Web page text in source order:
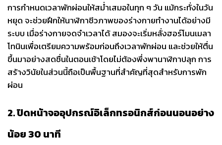
การกำหนดเวลาพักผ่อนให้สม่ำเสมอในทุก ๆ วัน แม้กระทั่งในวัน
หยุด จะช่วยฝึกให้นาฬิกาชีวภาพของร่างกายทำงานได้อย่างมี
ระบบ เมื่อร่างกายจดจำเวลาได้ สมองจะเริ่มหลั่งฮอร์โมนเมลา
โทนินเพื่อเตรียมความพร้อมก่อนถึงเวลาพักผ่อน และช่วยให้ตื่น
ขึ้นมาอย่างสดชื่นในตอนเช้าโดยไม่ต้องพึ่งพานาฬิกาปลุก การ
สร้างวินัยในส่วนนี้ถือเป็นพื้นฐานที่สำคัญที่สุดสำหรับการพัก
ผ่อน
2. ปิดหน้าจออุปกรณ์อิเล็กทรอนิกส์ก่อนนอนอย่าง
น้อย 30 นาที